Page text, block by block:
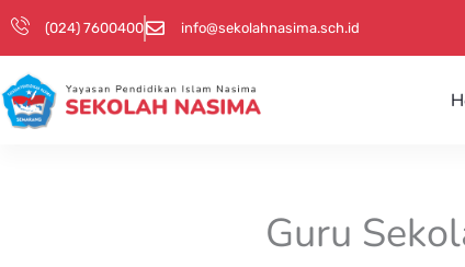
Skip
(024) 7600400 info@sekolahnasima.sch.id
Guru